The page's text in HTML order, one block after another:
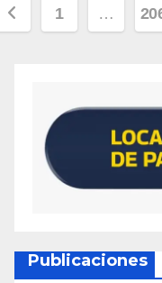
1 …
Publicaciones